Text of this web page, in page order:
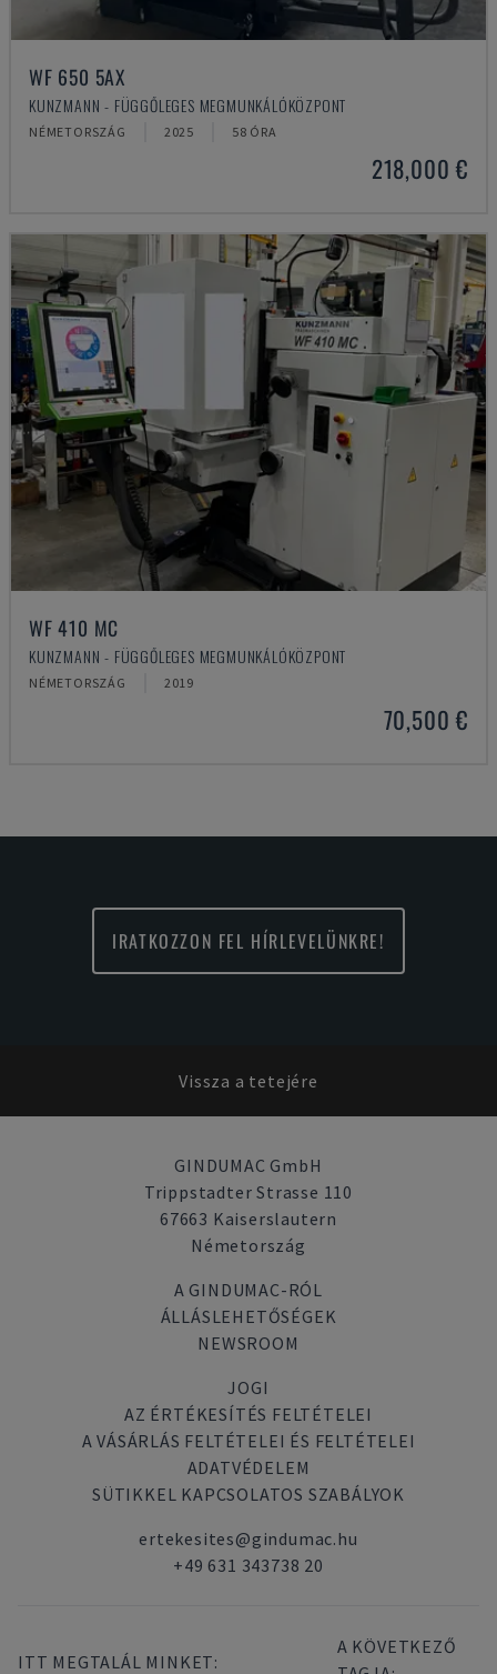
WF 650 5AX
KUNZMANN - FÜGGŐLEGES MEGMUNKÁLÓKÖZPONT
NÉMETORSZÁG 2025 58 ÓRA
218,000 €
WF 410 MC
KUNZMANN - FÜGGŐLEGES MEGMUNKÁLÓKÖZPONT
NÉMETORSZÁG 2019
70,500 €
IRATKOZZON FEL HÍRLEVELÜNKRE!
Vissza a tetejére
GINDUMAC GmbH
Trippstadter Strasse 110
67663 Kaiserslautern
Németország
A GINDUMAC-RÓL
ÁLLÁSLEHETŐSÉGEK
NEWSROOM
JOGI
AZ ÉRTÉKESÍTÉS FELTÉTELEI
A VÁSÁRLÁS FELTÉTELEI ÉS FELTÉTELEI
ADATVÉDELEM
SÜTIKKEL KAPCSOLATOS SZABÁLYOK
ertekesites@gindumac.hu
+49 631 343738 20
ITT MEGTALÁL MINKET:
A KÖVETKEZŐ